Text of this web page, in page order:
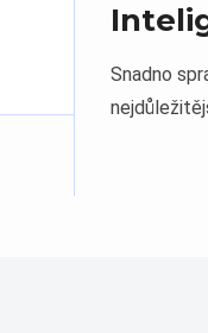
Snadno